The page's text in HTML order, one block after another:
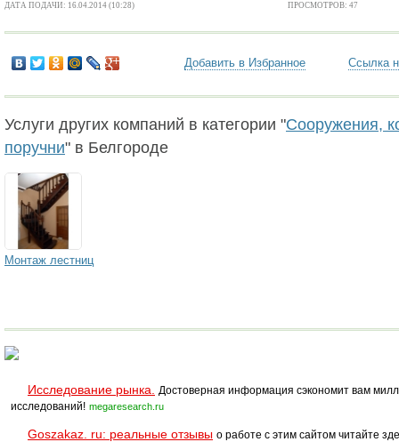
ДАТА ПОДАЧИ: 16.04.2014 (10:28) ПРОСМОТРОВ: 47
Добавить в Избранное Ссылка
Услуги других компаний в категории "Сооружения,
поручни" в Белгороде
Монтаж лестниц
Исследование рынка.
Достоверная информация сэкономит вам
исследований! megaresearch.ru
Goszakaz. ru: реальные отзывы о работе с этим сайтом читайте